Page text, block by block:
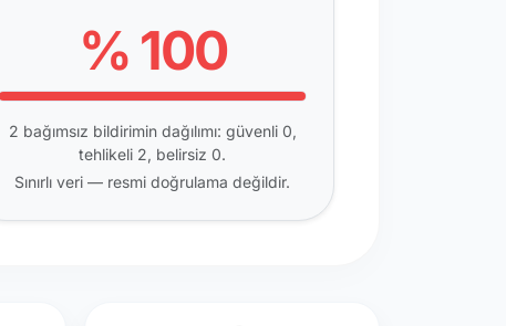
% 100
2 bağımsız bildirimin dağılımı: güvenli 0,
tehlikeli 2, belirsiz 0.
Sınırlı veri — resmi doğrulama değildir.